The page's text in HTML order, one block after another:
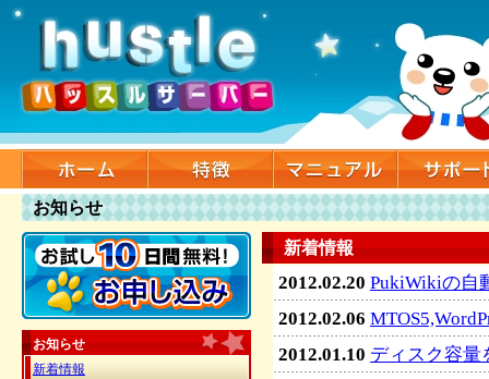
お知らせ
お知らせ
新着情報
新着情報
2012.02.20 PukiWikiの自
2012.02.06
2012.01.10 ディスク容量